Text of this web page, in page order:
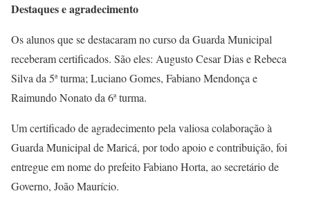
Destaques e agradecimento
Os alunos que se destacaram no curso da Guarda Municipal
receberam certificados. São eles: Augusto Cesar Dias e Rebeca
Silva da 5ª turma; Luciano Gomes, Fabiano Mendonça e
Raimundo Nonato da 6ª turma.
Um certificado de agradecimento pela valiosa colaboração à
Guarda Municipal de Maricá, por todo apoio e contribuição, foi
entregue em nome do prefeito Fabiano Horta, ao secretário de
Governo, João Maurício.